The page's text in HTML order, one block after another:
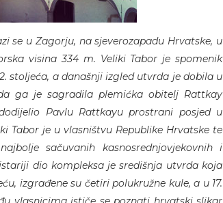
se u Zagorju, na sjeverozapadu Hrvatske, u
visina 334 m. Veliki Tabor je spomenik
stoljeća, a današnji izgled utvrda je dobila u
ga je sagradila plemićka obitelj Rattkay
Pavlu Rattkayu prostrani posjed u
Tabor je u vlasništvu Republike Hrvatske te
sačuvanih kasnosrednjovjekovnih i
dio kompleksa je središnja utvrda koja
izgrađene su četiri polukružne kule, a u 17.